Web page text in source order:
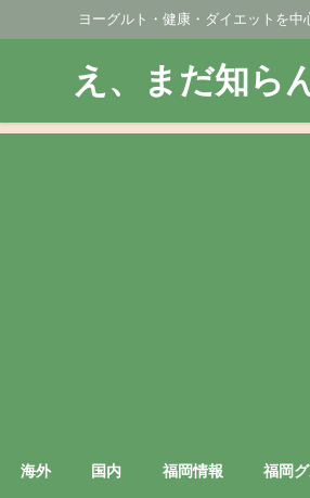
ヨーグルト・健康・ダイエットを
え、まだ知ら
海外 国内 福岡情報 福岡